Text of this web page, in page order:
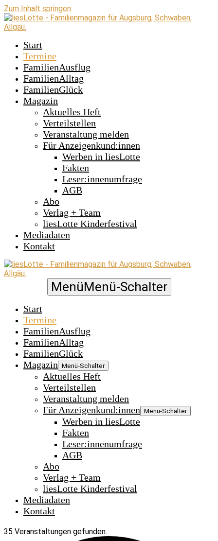
Zum Inhalt springen
Start
Termine
FamilienAusflug
FamilienAlltag
FamilienGlück
Magazin
Aktuelles Heft
Verteilstellen
Veranstaltung melden
Für Anzeigenkund:innen
Werben in liesLotte
Fakten
Leser:innenumfrage
AGB
Abo
Verlag + Team
liesLotte Kinderfestival
Mediadaten
Kontakt
MenüMenü-Schalter
Start
Termine
FamilienAusflug
FamilienAlltag
FamilienGlück
Magazin Menü-Schalter
Aktuelles Heft
Verteilstellen
Veranstaltung melden
Für Anzeigenkund:innen Menü-Schalter
Werben in liesLotte
Fakten
Leser:innenumfrage
AGB
Abo
Verlag + Team
liesLotte Kinderfestival
Mediadaten
Kontakt
35 Veranstaltungen gefunden.